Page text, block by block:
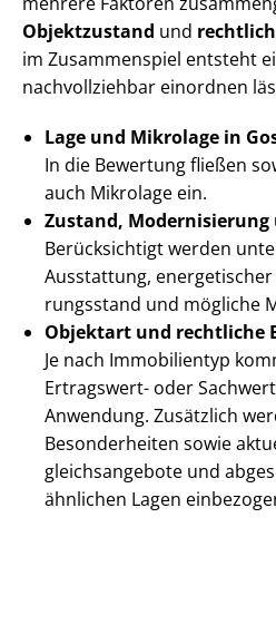
Objektzustand und
im Zusammenspiel entsteht
nachvollziehbar einordnen
Lage und Mikrolage in
In die Bewertung fließen
auch Mikrolage ein.
Zustand, Modernisierung
Berücksichtigt werden
Ausstattung,
rungs­stand und mögliche
Objektart und rechtliche
Je nach Immobilientyp
Ertragswert- oder
Anwendung. Zusätzlich
Besonderheiten sowie
gleichs­an­ge­bo­te und
ähnlichen Lagen